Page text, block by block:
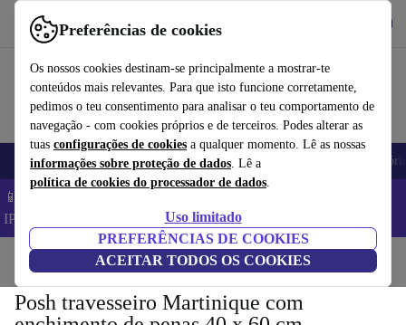
Preferências de cookies
Os nossos cookies destinam-se principalmente a mostrar-te
conteúdos mais relevantes. Para que isto funcione corretamente,
pedimos o teu consentimento para analisar o teu comportamento de
navegação - com cookies próprios e de terceiros. Podes alterar as
tuas configurações de cookies a qualquer momento. Lê as nossas
informações sobre proteção de dados. Lê a
política de cookies do processador de dados.
Uso limitado
PREFERÊNCIAS DE COOKIES
ACEITAR TODOS OS COOKIES
Use o refurbed de forma rápida e fácil
Telemóveis Computadores Portáteis Tablets
📱 Poupa 5% EXTRA em todos os iPhones – Código:
IPHONEDEAL –
Início Casa Móveis
Posh travesseiro Martinique com